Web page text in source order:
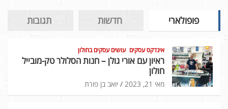
פופולארי חדשות תגובות
אינדקס עסקים עושים עסקים בחולון
ראיון עם אורי גולן – חנות הסלולר טק-מובייל
חולון
מאי 21, 2023 יואב בן פורת